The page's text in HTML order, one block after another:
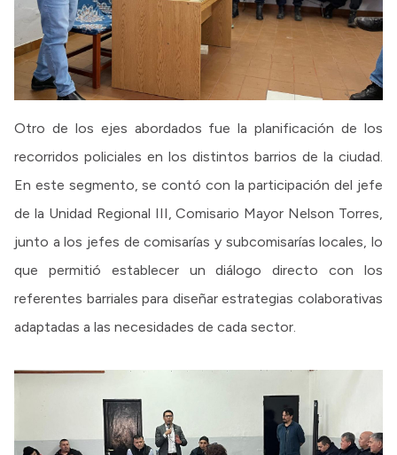
Otro de los ejes abordados fue la planificación de los
recorridos policiales en los distintos barrios de la ciudad.
En este segmento, se contó con la participación del jefe
de la Unidad Regional III, Comisario Mayor Nelson Torres,
junto a los jefes de comisarías y subcomisarías locales, lo
que permitió establecer un diálogo directo con los
referentes barriales para diseñar estrategias colaborativas
adaptadas a las necesidades de cada sector.